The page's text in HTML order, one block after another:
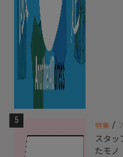
5 特集 /
スタッ
たモノ